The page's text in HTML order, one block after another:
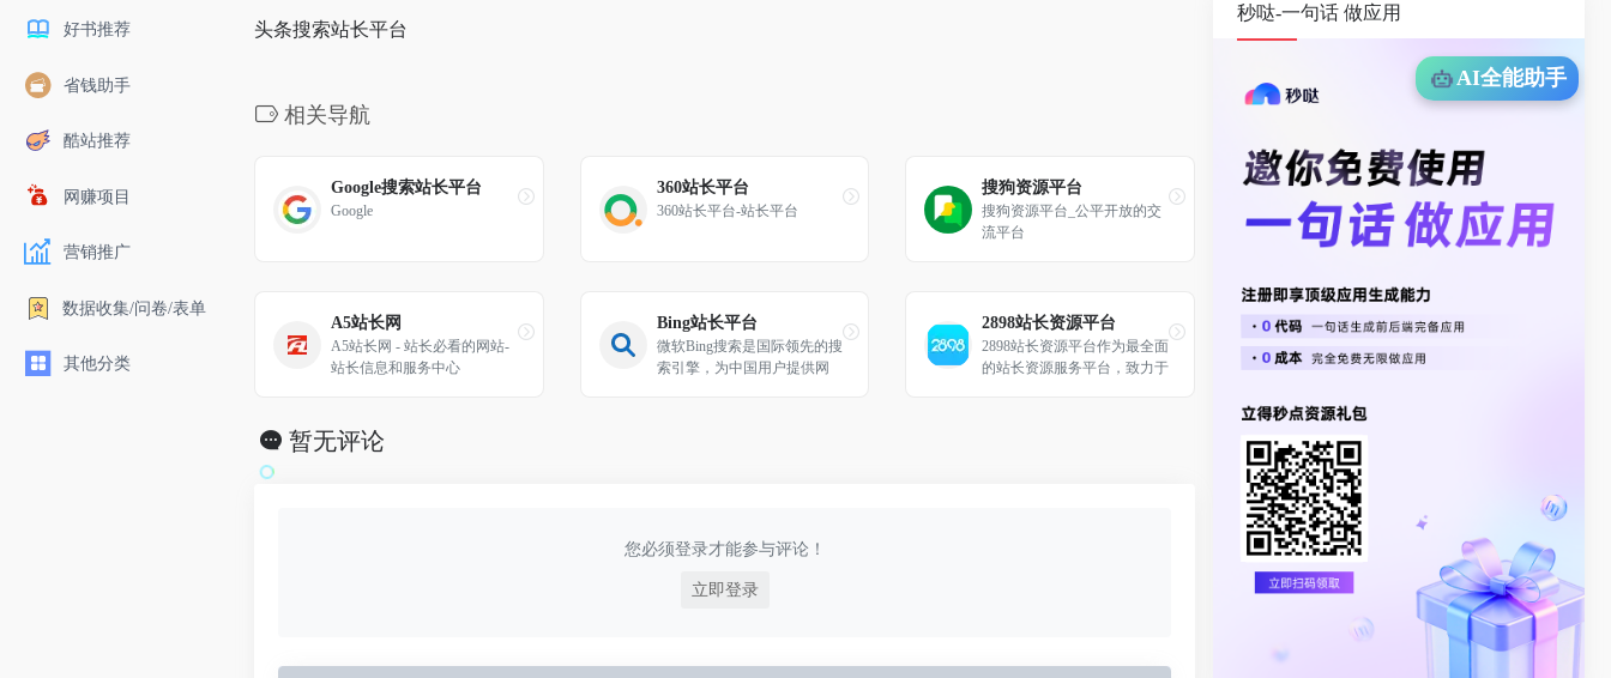
好书推荐
省钱助手
酷站推荐
网赚项目
营销推广
数据收集/问卷/表单
其他分类
头条搜索站长平台
相关导航
Google搜索站长平台
Google
360站长平台
360站长平台-站长平台
搜狗资源平台
搜狗资源平台_公平开放的交
流平台
A5站长网
A5站长网 - 站长必看的网站-
站长信息和服务中心
Bing站长平台
微软Bing搜索是国际领先的搜
索引擎，为中国用户提供网
2898站长资源平台
2898站长资源平台作为最全面
的站长资源服务平台，致力于
暂无评论
您必须登录才能参与评论！
立即登录
秒哒-一句话 做应用
AI全能助手